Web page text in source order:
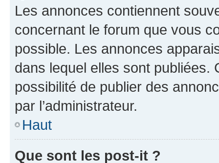
Les annonces contiennent
concernant le forum que vous
possible. Les annonces
dans lequel elles sont publiées.
possibilité de publier des
par l’administrateur.
Haut
Que sont les post-it ?